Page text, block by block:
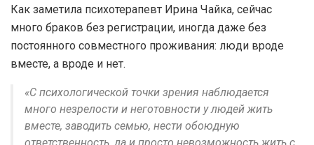
Как заметила психотерапевт Ирина Чайка, сейчас
много браков без регистрации, иногда даже без
постоянного совместного проживания: люди вроде
вместе, а вроде и нет.
«С психологической точки зрения наблюдается
много незрелости и неготовности у людей жить
вместе, заводить семью, нести обоюдную
ответственность, да и просто невозможность жить с